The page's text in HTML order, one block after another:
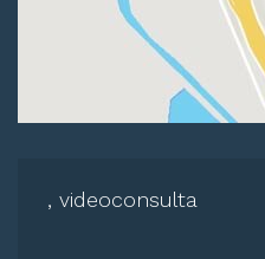
, videoconsulta